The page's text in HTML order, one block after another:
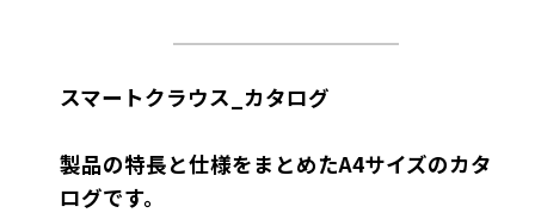
スマートクラウス_カタログ
製品の特長と仕様をまとめたA4サイズのカタ
ログです。